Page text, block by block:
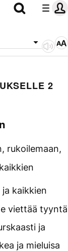
2
rukoilemaan,
kaikkien
viettää tyyntä
ja
ja mieluisa